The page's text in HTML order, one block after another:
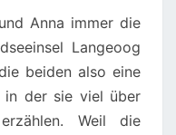
Anna immer die
Langeoog
beiden also eine
in der sie viel über
Weil die